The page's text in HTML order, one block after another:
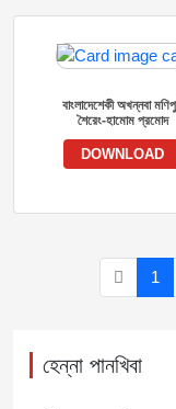
বাংলাদেশেকী অখন্নবা
শৈরেং-হামোম প্রমোদ
DOWNLOAD
1
হেন্না পানখিবা